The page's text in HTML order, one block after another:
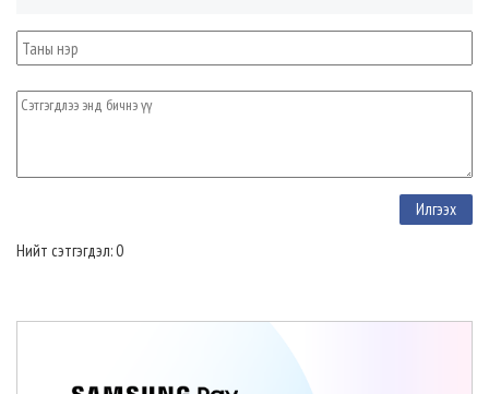
Нийт сэтгэгдэл: 0